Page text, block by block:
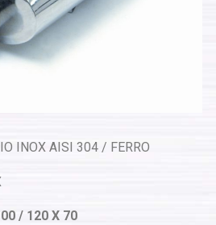
INOX AISI 304 / FERRO
/ 120 X 70